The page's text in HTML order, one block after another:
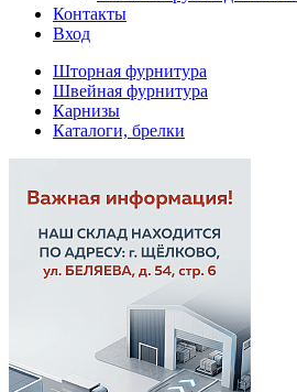
Контакты
Вход
Шторная фурнитура
Швейная фурнитура
Карнизы
Каталоги, брелки